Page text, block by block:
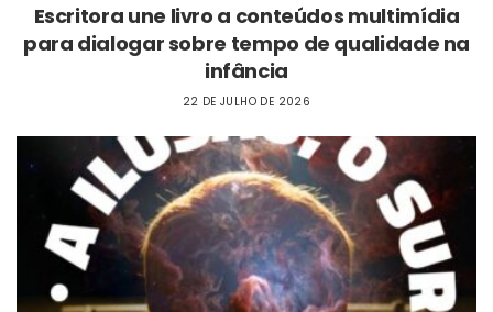
Escritora une livro a conteúdos multimídia
para dialogar sobre tempo de qualidade na
infância
22 DE JULHO DE 2026